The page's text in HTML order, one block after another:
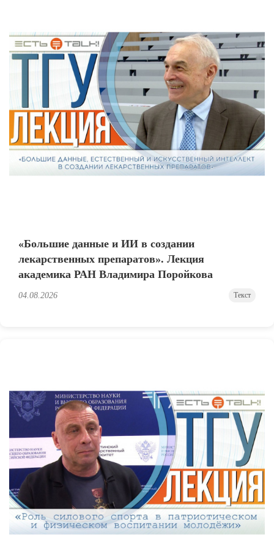
«Большие данные и ИИ в создании
лекарственных препаратов». Лекция
академика РАН Владимира Поройкова
04.08.2026 Текст